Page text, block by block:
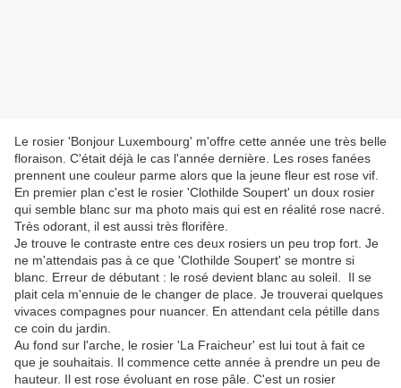
Le rosier 'Bonjour Luxembourg' m'offre cette année une très belle
floraison. C'était déjà le cas l'année dernière. Les roses fanées
prennent une couleur parme alors que la jeune fleur est rose vif.
En premier plan c'est le rosier 'Clothilde Soupert' un doux rosier
qui semble blanc sur ma photo mais qui est en réalité rose nacré.
Très odorant, il est aussi très florifère.
Je trouve le contraste entre ces deux rosiers un peu trop fort. Je
ne m'attendais pas à ce que 'Clothilde Soupert' se montre si
blanc. Erreur de débutant : le rosé devient blanc au soleil. Il se
plait cela m'ennuie de le changer de place. Je trouverai quelques
vivaces compagnes pour nuancer. En attendant cela pétille dans
ce coin du jardin.
Au fond sur l'arche, le rosier 'La Fraicheur' est lui tout à fait ce
que je souhaitais. Il commence cette année à prendre un peu de
hauteur. Il est rose évoluant en rose pâle. C'est un rosier